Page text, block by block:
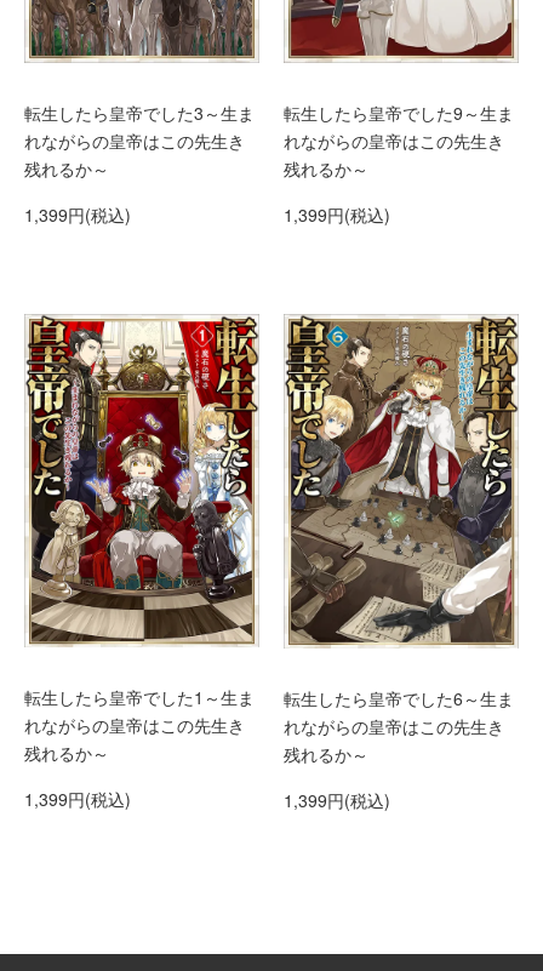
転生したら皇帝でした3～生ま
れながらの皇帝はこの先生き
残れるか～
1,399円(税込)
転生したら皇帝でした9～生ま
れながらの皇帝はこの先生き
残れるか～
1,399円(税込)
転生したら皇帝でした1～生ま
れながらの皇帝はこの先生き
残れるか～
1,399円(税込)
転生したら皇帝でした6～生ま
れながらの皇帝はこの先生き
残れるか～
1,399円(税込)